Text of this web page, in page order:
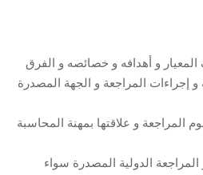
و أهدافه و خصائصه و الفرق
و إجراءات المراجعة و الجهة المصدرة
المراجعة و علاقتها بمهنة المحاسبة
الدولية المصدرة سواء